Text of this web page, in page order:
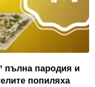
пълна пародия и
попиляха